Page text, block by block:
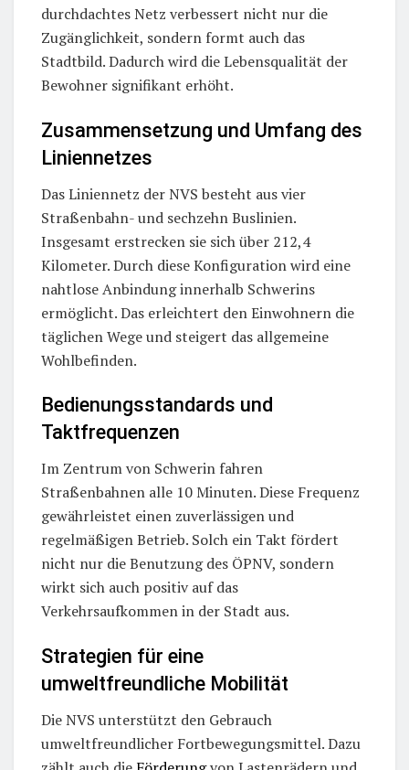
durchdachtes Netz verbessert nicht nur die
Zugänglichkeit, sondern formt auch das
Stadtbild. Dadurch wird die Lebensqualität der
Bewohner signifikant erhöht.
Zusammensetzung und Umfang des
Liniennetzes
Das Liniennetz der NVS besteht aus vier
Straßenbahn- und sechzehn Buslinien.
Insgesamt erstrecken sie sich über 212,4
Kilometer. Durch diese Konfiguration wird eine
nahtlose Anbindung innerhalb Schwerins
ermöglicht. Das erleichtert den Einwohnern die
täglichen Wege und steigert das allgemeine
Wohlbefinden.
Bedienungsstandards und
Taktfrequenzen
Im Zentrum von Schwerin fahren
Straßenbahnen alle 10 Minuten. Diese Frequenz
gewährleistet einen zuverlässigen und
regelmäßigen Betrieb. Solch ein Takt fördert
nicht nur die Benutzung des ÖPNV, sondern
wirkt sich auch positiv auf das
Verkehrsaufkommen in der Stadt aus.
Strategien für eine
umweltfreundliche Mobilität
Die NVS unterstützt den Gebrauch
umweltfreundlicher Fortbewegungsmittel. Dazu